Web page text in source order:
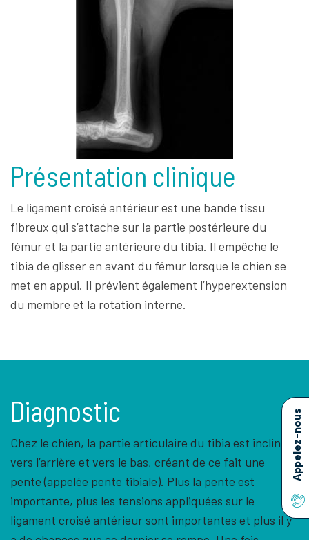
Appelez-nous
Présentation clinique
Le ligament croisé antérieur est une bande tissu
fibreux qui s’attache sur la partie postérieure du
fémur et la partie antérieure du tibia. Il empêche le
tibia de glisser en avant du fémur lorsque le chien se
met en appui. Il prévient également l’hyperextension
du membre et la rotation interne.
Diagnostic
Chez le chien, la partie articulaire du tibia est inclinée
vers l’arrière et vers le bas, créant de ce fait une
pente (appelée pente tibiale). Plus la pente est
importante, plus les tensions appliquées sur le
ligament croisé antérieur sont importantes et plus il y